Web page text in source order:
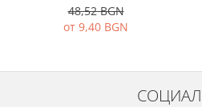
48,52 BGN
от 9,40 BGN